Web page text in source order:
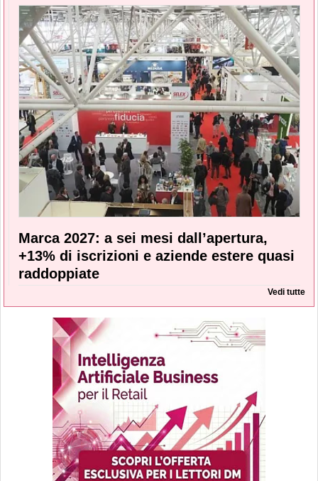
Marca 2027: a sei mesi dall’apertura,
+13% di iscrizioni e aziende estere quasi
raddoppiate
Vedi tutte